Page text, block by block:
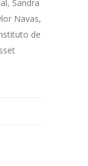
Sandra
Navas,
de